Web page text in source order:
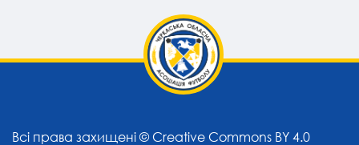
Всі права захищені © Creative Commons BY 4.0